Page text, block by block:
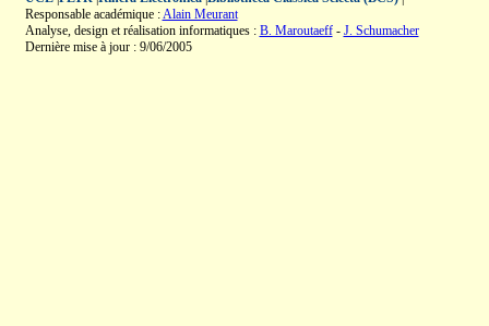
Responsable académique :Alain Meurant
Analyse, design et réalisation informatiques : B. Maroutaeff- J. Schumacher
Dernière mise à jour : 9/06/2005